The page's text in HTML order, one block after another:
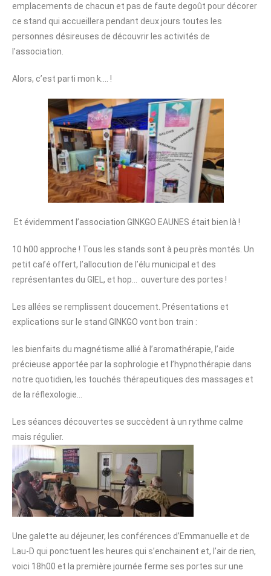
emplacements de chacun et pas de faute degoût pour décorer
ce stand qui accueillera pendant deux jours toutes les
personnes désireuses de découvrir les activités de
l’association.
Alors, c’est parti mon k…. !
Et évidemment l’association GINKGO EAUNES était bien là !
10 h00 approche ! Tous les stands sont à peu près montés. Un
petit café offert, l’allocution de l’élu municipal et des
représentantes du GIEL, et hop… ouverture des portes !
Les allées se remplissent doucement. Présentations et
explications sur le stand GINKGO vont bon train :
les bienfaits du magnétisme allié à l’aromathérapie, l’aide
précieuse apportée par la sophrologie et l’hypnothérapie dans
notre quotidien, les touchés thérapeutiques des massages et
de la réflexologie…
Les séances découvertes se succèdent à un rythme calme
mais régulier.
Une galette au déjeuner, les conférences d’Emmanuelle et de
Lau-D qui ponctuent les heures qui s’enchainent et, l’air de rien,
voici 18h00 et la première journée ferme ses portes sur une